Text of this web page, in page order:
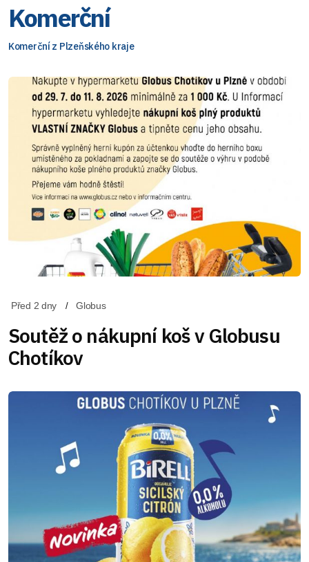
Komerční
Komerční z Plzeňského kraje
Před 2 dny Globus
Soutěž o nákupní koš v Globusu
Chotíkov